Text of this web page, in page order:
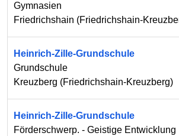
Gymnasien
Friedrichshain (Friedrichshain-
Heinrich-Zille-Grundschule
Grundschule
Kreuzberg (Friedrichshain-Kreuzberg)
Heinrich-Zille-Grundschule
Förderschwerp. - Geistige Entwicklung